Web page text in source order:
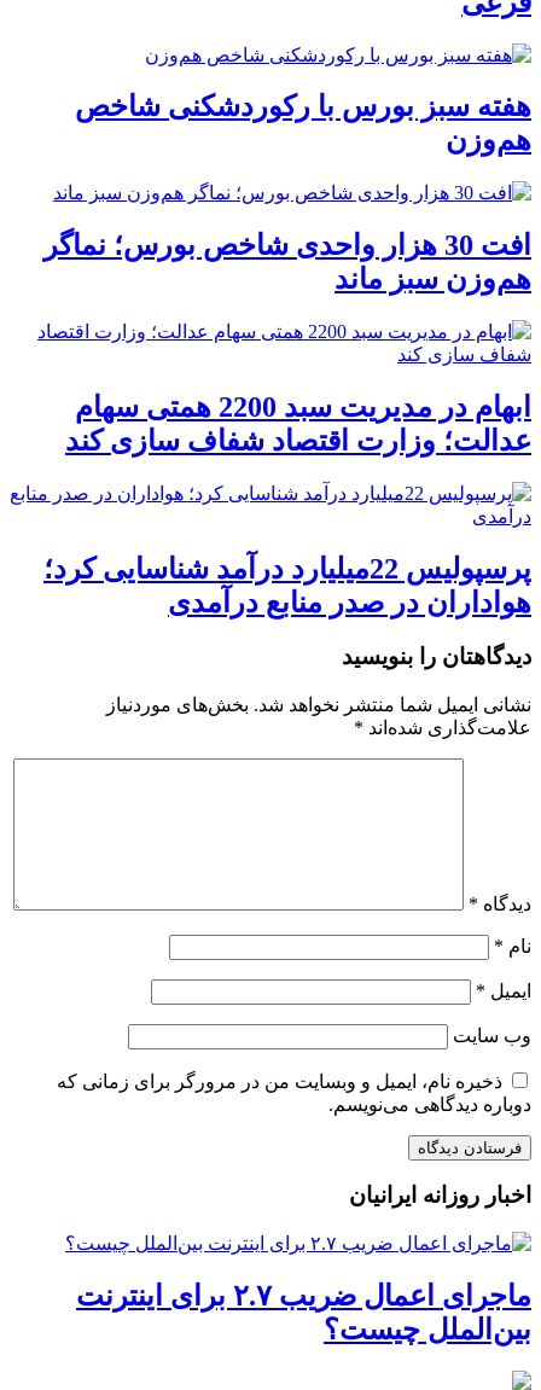
هفته سبز بورس با رکوردشکنی شاخص
هم‌وزن
افت 30 هزار واحدی شاخص بورس؛ نماگر
هم‌وزن سبز ماند
ابهام در مدیریت سبد 2200 همتی سهام
عدالت؛ وزارت اقتصاد شفاف سازی کند
پرسپولیس 22میلیارد درآمد شناسایی کرد؛
هواداران در صدر منابع درآمدی
دیدگاهتان را بنویسید
نشانی ایمیل شما منتشر نخواهد شد. بخش‌های موردنیاز
علامت‌گذاری شده‌اند *
دیدگاه *
نام *
ایمیل *
وب‌ سایت
ذخیره نام، ایمیل و وبسایت من در مرورگر برای زمانی که
دوباره دیدگاهی می‌نویسم.
اخبار روزانه ایرانیان
ماجرای اعمال ضریب ۲.۷ برای اینترنت
بین‌الملل چیست؟